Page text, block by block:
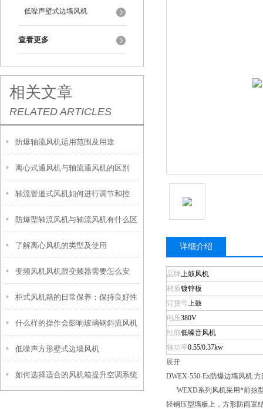
低噪声壁式边墙风机
查看更多
相关文章
RELATED ARTICLES
防爆轴流风机适用范围及用途
离心式通风机与轴流通风机的区别
轴流管道式风机如何进行调节和控
制？
防爆型轴流风机与轴流风机有什么区
别
了解离心风机的类型及使用
变频风机风机跟变频器需要怎么安
装，怎么接线
柜式风机箱的日常保养：保持良好性
能的关键
什么样的操作会影响玻璃钢斜流风机
的使用寿命
低噪声方形壁式边墙风机
如何选择适合的风机箱提升空调系统
详细介绍
品牌上鼓风机
材质镀锌板
订货号上鼓
电压380V
性能低噪音风机
轴功率0.55/0.37kw
展开
DWEX-550-Ex防爆边墙风机
WEXD系列风机采用*前掠型
轻钢压型墙板上，方形防雨罩